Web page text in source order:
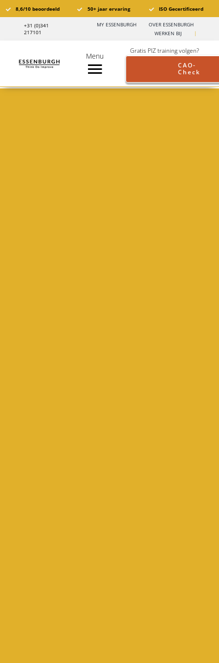
Ga
naar
inhoud
8,6/10 beoordeeld 50+ jaar ervaring ISO Gecertificeerd
+31 (0)341
217101
MY ESSENBURGH
OVER ESSENBURGH
WERKEN BIJ
|
Menu
Toggle
Gratis PIZ training volgen?
CAO-
Check